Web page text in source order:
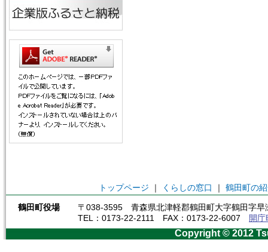
トップページ ｜ くらしの窓口 ｜ 鶴田町の
鶴田町役場
〒038-3595 青森県北津軽郡鶴田町大字鶴田字早
TEL：0173-22-2111 FAX：0173-22-6007
開
Copyright © 2012